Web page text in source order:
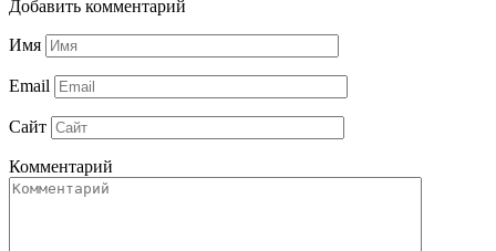
Добавить комментарий
Имя
Email
Сайт
Комментарий